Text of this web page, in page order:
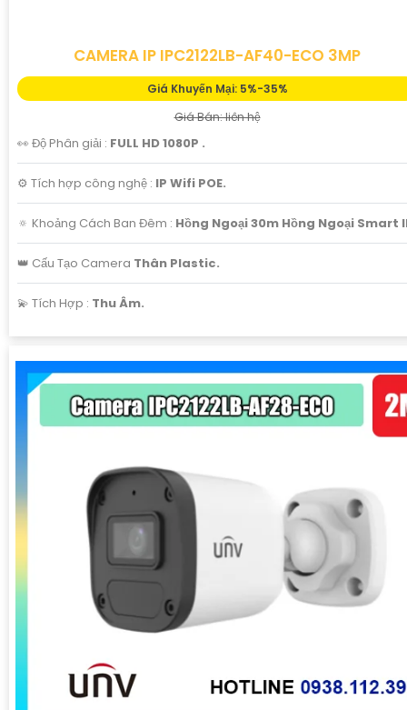
CAMERA IP IPC2122LB-AF40-ECO 3MP
Giá Khuyến Mại: 5%-35%
Giá Bán: liên hệ
👀 Độ Phân giải : FULL HD 1080P .
⚙ Tích hợp công nghệ : IP Wifi POE.
🔅 Khoảng Cách Ban Đêm : Hồng Ngoại 30m Hồng Ngoại Smart
👑 Cấu Tạo Camera Thân Plastic.
️💫 Tích Hợp : Thu Âm.